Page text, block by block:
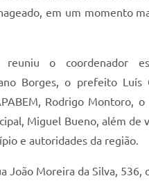
em um momento
reuniu o coordenador
Borges, o prefeito Luís
Rodrigo Montoro, o
Miguel Bueno, além de
e autoridades da região.
João Moreira da Silva, 536,